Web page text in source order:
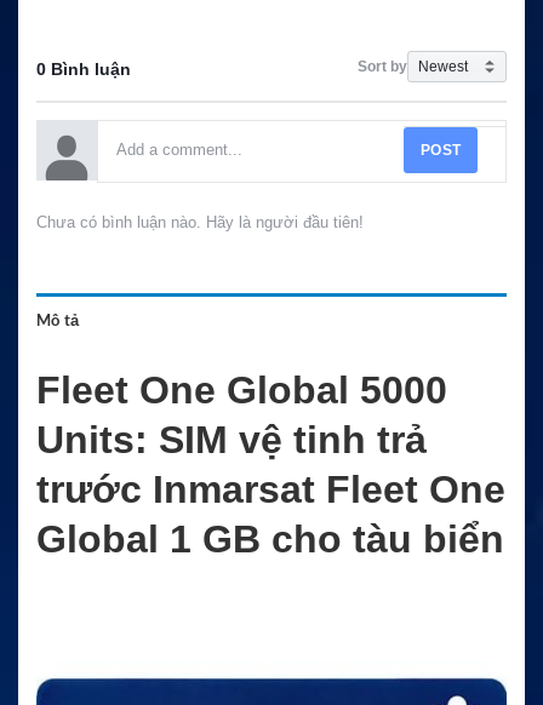
0 Bình luận Sort by
POST
Chưa có bình luận nào. Hãy là người đầu tiên!
Mô tả
Fleet One Global 5000
Units: SIM vệ tinh trả
trước Inmarsat Fleet One
Global 1 GB cho tàu biển